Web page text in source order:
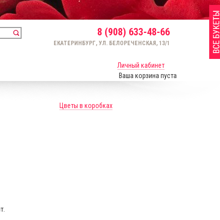
8 (908) 633-48-66
ЕКАТЕРИНБУРГ, УЛ. БЕЛОРЕЧЕНСКАЯ, 13/1
Личный кабинет
Ваша корзина пуста
Цветы в коробках